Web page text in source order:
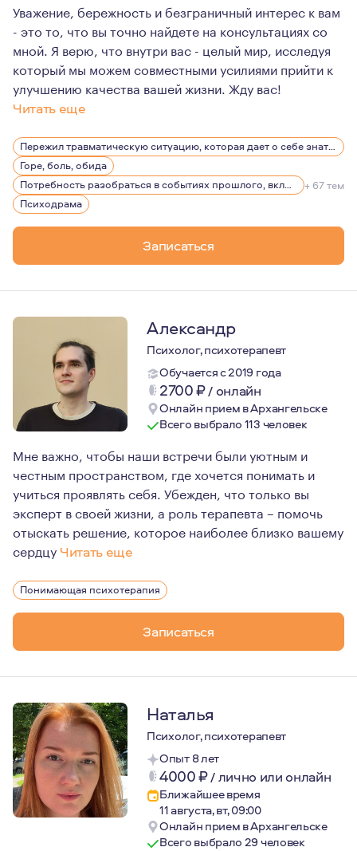
Уважение, бережность и безграничный интерес к вам
- это то, что вы точно найдете на консультациях со
мной. Я верю, что внутри вас - целый мир, исследуя
который мы можем совместными усилиями прийти к
улучшению качества вашей жизни. Жду вас!
Читать еще
Я с детства была очень рефлексирующей. Такое
Для меня является огромной ценностью возможность
Я глубоко убеждена, что быть психологом -
Все до банального просто - я люблю свою работу. И в
Пережил травматическую ситуацию, которая дает о себе знать, беспокоит, вызывает эмоции
Горе, боль, обида
Потребность разобраться в событиях прошлого, включая детство
+ 67 тем
Психодрама
Записаться
Александр
Психолог, психотерапевт
Обучается с 2019 года
2700₽/ онлайн
Онлайн прием в Архангельске
Всего выбрало 113 человек
Мне важно, чтобы наши встречи были уютным и
честным пространством, где хочется понимать и
учиться проявлять себя. Убежден, что только вы
эксперт в своей жизни, а роль терапевта – помочь
отыскать решение, которое наиболее близко вашему
сердцу Читать еще
Я смотрю на психотерапию как на пространство, в
Работа с психологом помогала и мне лучше
Понимающая психотерапия
Записаться
Наталья
Психолог, психотерапевт
Опыт 8 лет
4000₽/лично или онлайн
Ближайшее время
11 августа, вт, 09:00
Онлайн прием в Архангельске
Всего выбрало 29 человек